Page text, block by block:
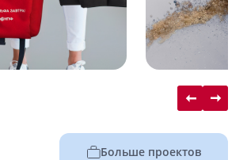
Больше проектов